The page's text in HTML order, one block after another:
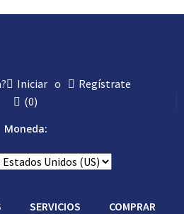
Iniciar o
Regístrate
(0)
Moneda:
SERVICIOS COMPRAR
Con Asistencia